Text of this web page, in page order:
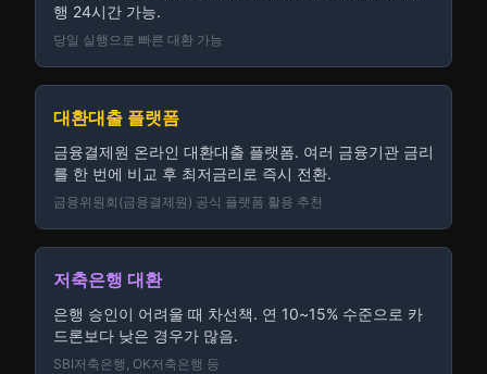
행 24시간 가능.
당일 실행으로 빠른 대환 가능
대환대출 플랫폼
금융결제원 온라인 대환대출 플랫폼. 여러 금융기관 금리
를 한 번에 비교 후 최저금리로 즉시 전환.
금융위원회(금융결제원) 공식 플랫폼 활용 추천
저축은행 대환
은행 승인이 어려울 때 차선책. 연 10~15% 수준으로 카
드론보다 낮은 경우가 많음.
SBI저축은행, OK저축은행 등